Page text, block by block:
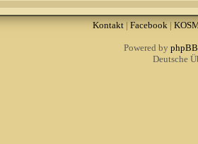
Kontakt| Facebook|
Powered by phpBB
Deutsche